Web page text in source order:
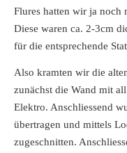
Flures hatten wir ja noch
Diese waren ca. 2-3cm
für die entsprechende
Also kramten wir die
zunächst die Wand mit
Elektro. Anschliessend
übertragen und mittels
zugeschnitten.